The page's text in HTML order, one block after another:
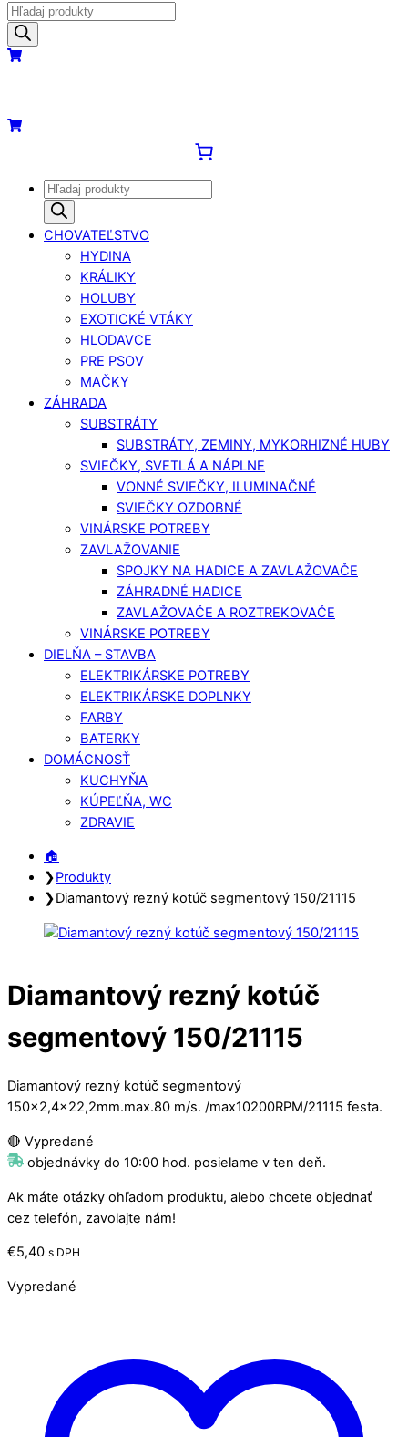
content
Products
search
Menu
Cart
Cart
Products
search
CHOVATEĽSTVO
HYDINA
KRÁLIKY
HOLUBY
EXOTICKÉ VTÁKY
HLODAVCE
PRE PSOV
MAČKY
ZÁHRADA
SUBSTRÁTY
SUBSTRÁTY, ZEMINY, MYKORHIZNÉ HUBY
SVIEČKY, SVETLÁ A NÁPLNE
VONNÉ SVIEČKY, ILUMINAČNÉ
SVIEČKY OZDOBNÉ
VINÁRSKE POTREBY
ZAVLAŽOVANIE
SPOJKY NA HADICE A ZAVLAŽOVAČE
ZÁHRADNÉ HADICE
ZAVLAŽOVAČE A ROZTREKOVAČE
VINÁRSKE POTREBY
DIELŇA – STAVBA
ELEKTRIKÁRSKE POTREBY
ELEKTRIKÁRSKE DOPLNKY
FARBY
BATERKY
DOMÁCNOSŤ
KUCHYŇA
KÚPEĽŇA, WC
ZDRAVIE
Close
Menu
Close
Cart
🏠︎
❯Produkty
❯Diamantový rezný kotúč segmentový 150/21115
Diamantový rezný kotúč
segmentový 150/21115
Diamantový rezný kotúč segmentový
150×2,4×22,2mm.max.80 m/s. /max10200RPM/21115 festa.
🔴 Vypredané
objednávky do 10:00 hod. posielame v ten deň.
Ak máte otázky ohľadom produktu, alebo chcete objednať
cez telefón, zavolajte nám!
€5,40 s DPH
Vypredané